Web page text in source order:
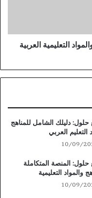
التعليمية العربية
حلول: دليلك الشامل للمناهج
التعليم العربي
10/09/
حلول: المنصة المتكاملة
والمواد التعليمية
10/09/